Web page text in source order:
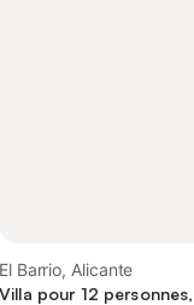
El Barrio, Alicante
Villa pour 12